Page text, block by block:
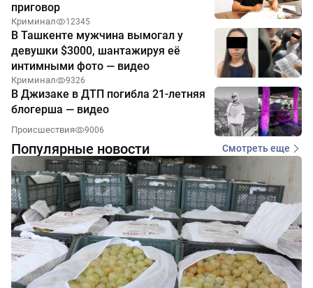
приговор
Криминал 12345
В Ташкенте мужчина вымогал у
девушки $3000, шантажируя её
интимными фото — видео
Криминал 9326
В Джизаке в ДТП погибла 21-летняя
блогерша — видео
Происшествия 9006
Популярные новости Смотреть еще